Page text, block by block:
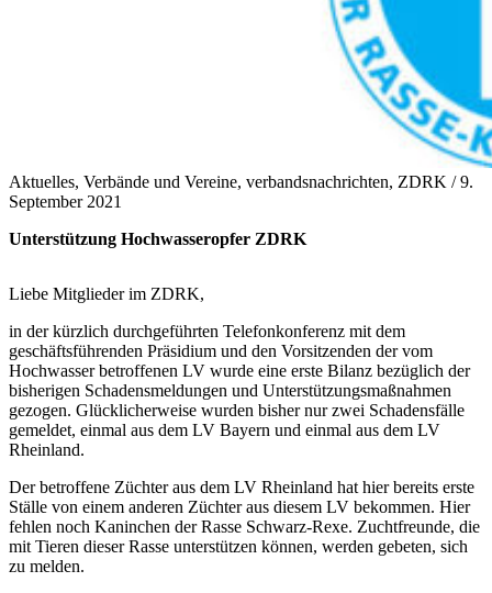
Aktuelles, Verbände und Vereine, verbandsnachrichten, ZDRK /9.
September 2021
Unterstützung Hochwasseropfer ZDRK
Liebe Mitglieder im ZDRK,
in der kürzlich durchgeführten Telefonkonferenz mit dem
geschäftsführenden Präsidium und den Vorsitzenden der vom
Hochwasser betroffenen LV wurde eine erste Bilanz bezüglich der
bisherigen Schadensmeldungen und Unterstützungsmaßnahmen
gezogen. Glücklicherweise wurden bisher nur zwei Schadensfälle
gemeldet, einmal aus dem LV Bayern und einmal aus dem LV
Rheinland.
Der betroffene Züchter aus dem LV Rheinland hat hier bereits erste
Ställe von einem anderen Züchter aus diesem LV bekommen. Hier
fehlen noch Kaninchen der Rasse Schwarz-Rexe. Zuchtfreunde, die
mit Tieren dieser Rasse unterstützen können, werden gebeten, sich
zu melden.